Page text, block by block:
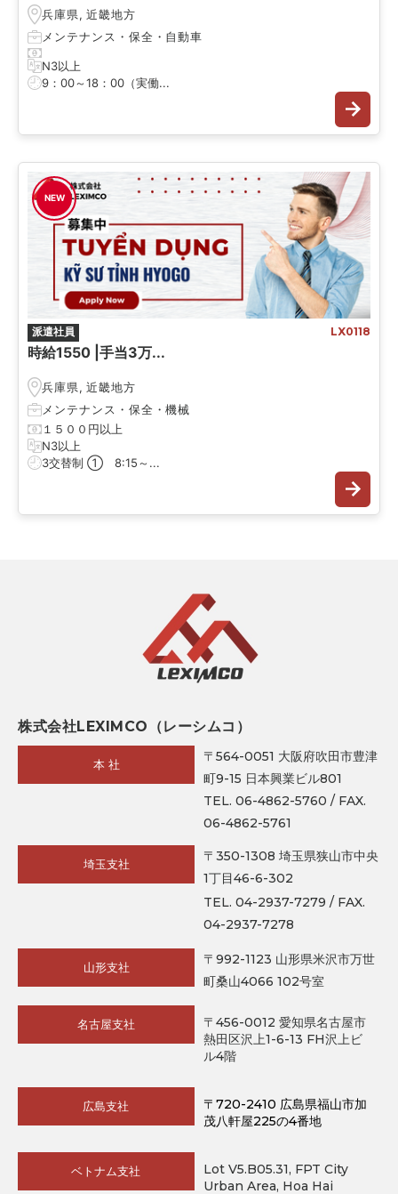
兵庫県, 近畿地方
メンテナンス・保全 ・ 自動車
N3以上
9：00～18：00（実働...
NEW
派遣社員 LX0118
時給1550 |手当3万...
兵庫県, 近畿地方
メンテナンス・保全 ・ 機械
１５００円以上
N3以上
3交替制 ① 8:15～...
株式会社LEXIMCO（レーシムコ）
本 社
〒564-0051 大阪府吹田市豊津
町9-15 日本興業ビル801
TEL. 06-4862-5760 / FAX.
06-4862-5761
埼玉支社
〒350-1308 埼玉県狭山市中央
1丁目46-6-302
TEL. 04-2937-7279 / FAX.
04-2937-7278
山形支社
〒992-1123 山形県米沢市万世
町桑山4066 102号室
名古屋支社
〒456-0012 愛知県名古屋市
熱田区沢上1-6-13 FH沢上ビ
ル4階
広島支社
〒720-2410 広島県福山市加
茂八軒屋225の4番地
ベトナム支社
Lot V5.B05.31, FPT City
Urban Area, Hoa Hai